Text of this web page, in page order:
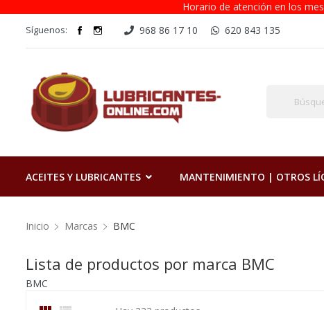
Horario de atención en los
Síguenos: 968 86 17 10 620 843 135
ACEITES Y LUBRICANTES MANTENIMIENTO | OTROS
Inicio Marcas BMC
Lista de productos por marca BMC
BMC